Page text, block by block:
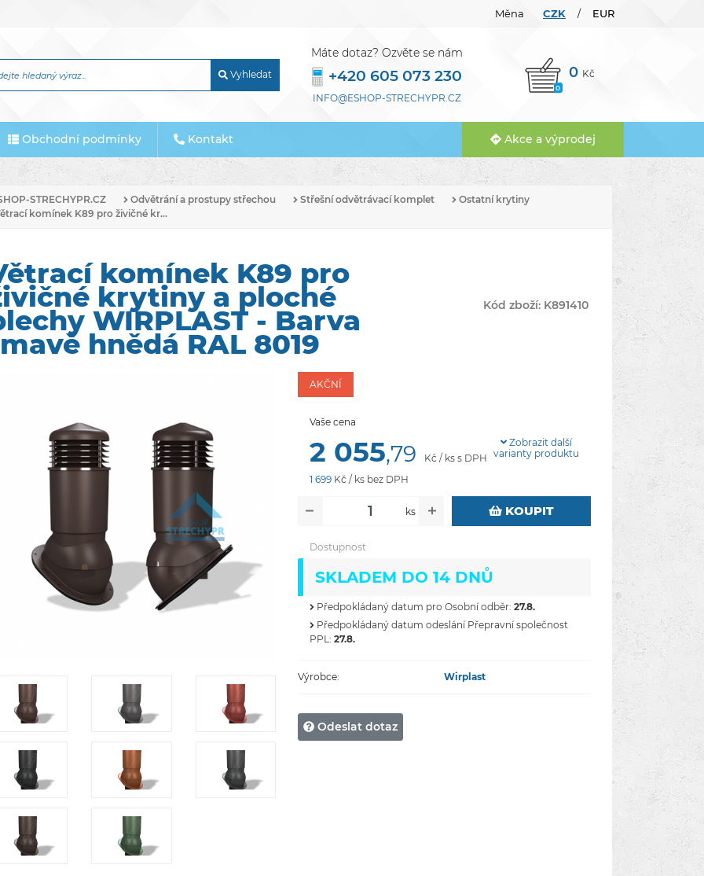
CZK / EUR
Měna
Vyhledat
Máte dotaz? Ozvěte se nám
+420 605 073 230
INFO@ESHOP-STRECHYPR.CZ
0
0 Kč
Obchodní podmínky Kontakt Akce a výprodej
STRECHYPR.CZ Odvětrání a prostupy střechou Střešní odvětrávací komplet
Ostatní krytiny
komínek K89 pro živičné kr...
komínek K89 pro
krytiny a ploché
WIRPLAST - Barva
hnědá RAL 8019
Kód zboží: K891410
AKČNÍ
Vaše cena
2 055,79
Kč / ks s DPH
1 699 Kč / ks bez DPH
Zobrazit další
varianty produktu
ks KOUPIT
Dostupnost
SKLADEM DO 14 DNŮ
Předpokládaný datum pro Osobní odběr: 27.8.
Předpokládaný datum odeslání Přepravní společnost
PPL: 27.8.
Výrobce: Wirplast
Odeslat dotaz